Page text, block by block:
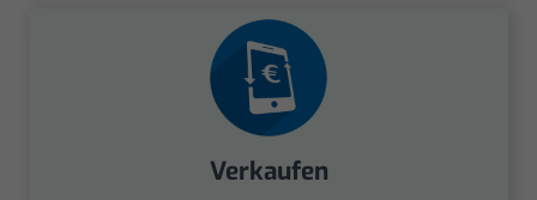
Verkaufen